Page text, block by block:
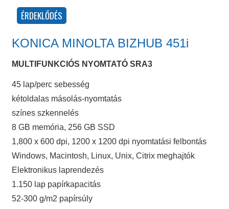
KONICA MINOLTA BIZHUB 451i
MULTIFUNKCIÓS NYOMTATÓ SRA3
45 lap/perc sebesség
kétoldalas másolás-nyomtatás
színes szkennelés
8 GB memória, 256 GB SSD
1,800 x 600 dpi, 1200 x 1200 dpi nyomtatási felbontás
Windows, Macintosh, Linux, Unix, Citrix meghajtók
Elektronikus laprendezés
1.150 lap papírkapacitás
52-300 g/m2 papírsúly